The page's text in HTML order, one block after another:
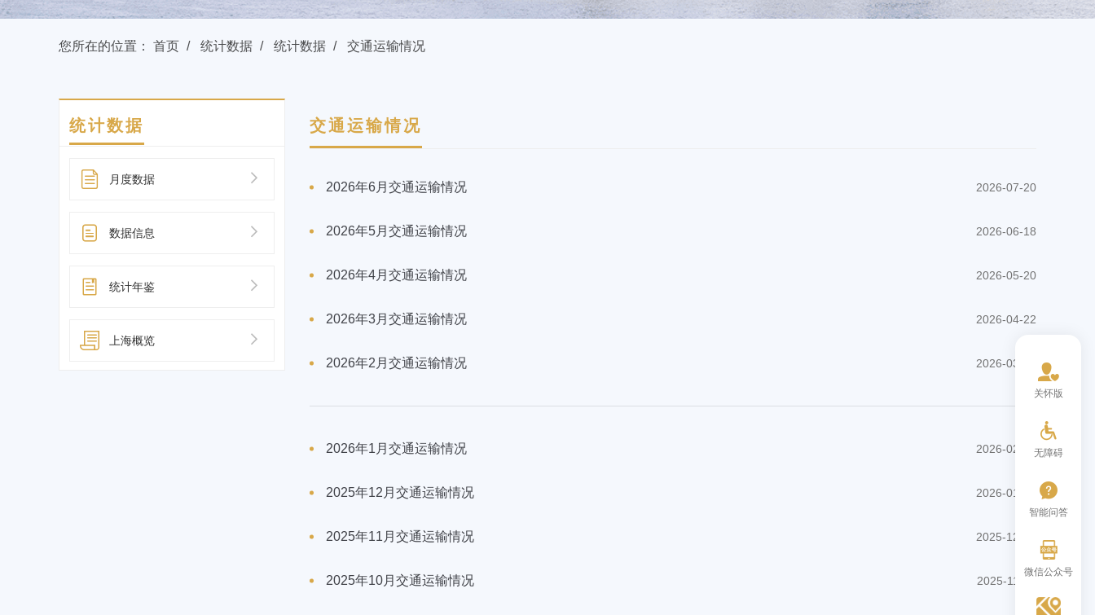
您所在的位置： 首页 统计数据 统计数据 交通运输情况
统计数据
月度数据
数据信息
统计年鉴
上海概览
交通运输情况
2026年6月交通运输情况 2026-07-20
2026年5月交通运输情况 2026-06-18
2026年4月交通运输情况 2026-05-20
2026年3月交通运输情况 2026-04-22
2026年2月交通运输情况 2026-03-20
2026年1月交通运输情况 2026-02-25
2025年12月交通运输情况 2026-01-21
2025年11月交通运输情况 2025-12-19
2025年10月交通运输情况 2025-11-20
关怀版
无障碍
智能问答
微信公众号